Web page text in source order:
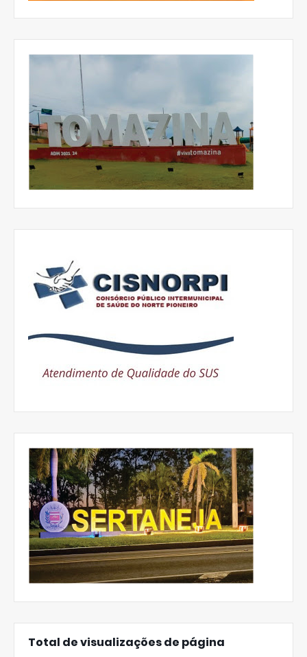
Total de visualizações de página